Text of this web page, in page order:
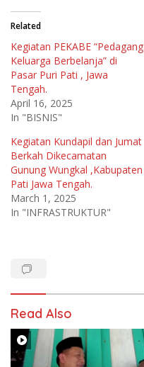
Related
Kegiatan PEKABE “Pedagang
Keluarga Berbelanja” di
Pasar Puri Pati , Jawa
Tengah.
April 16, 2025
In "BISNIS"
Kegiatan Kundapil dan Jumat
Berkah Dikecamatan
Gunung Wungkal ,Kabupaten
Pati Jawa Tengah.
March 1, 2025
In "INFRASTRUKTUR"
Read Also